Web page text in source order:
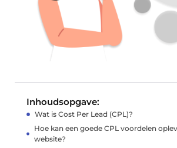
Inhoudsopgave:
Wat is Cost Per Lead (CPL)?
Hoe kan een goede CPL voordelen
website?